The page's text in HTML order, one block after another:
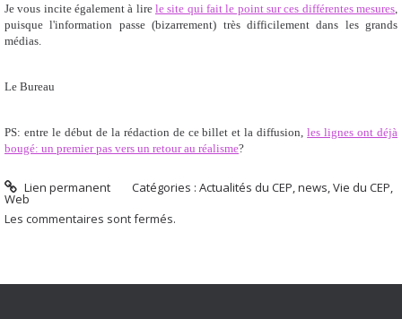
Je vous incite également à lire le site qui fait le point sur ces différentes mesures
puisque l'information passe (bizarrement) très difficilement dans les grands
médias.
Le Bureau
PS: entre le début de la rédaction de ce billet et la diffusion,les lignes ont déjà
bougé: un premier pas vers un retour au réalisme?
Lien permanent Catégories :Actualités du CEP ,news ,Vie du CEP
Web
Les commentaires sont fermés.